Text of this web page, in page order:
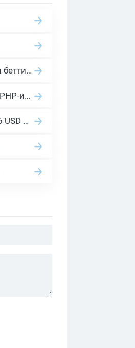
2026 Гемблинг это: Разбираем Gambling вертикаль, и все что связано с гемблинг и беттинг офферами
Cloaking House: облачный клоакинг для фильтрации ботов FB и Google Ads — гайд PHP-интеграции 2026
Сколько платит YouTube за 1000 просмотров в 2026: реальные цифры от 0.5 до 36 USD по ГЕО